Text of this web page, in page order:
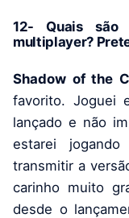
12- Quais são
multiplayer?
Shadow of the
favorito. Joguei
lançado e não
estarei
transmitir a
carinho muito
desde o